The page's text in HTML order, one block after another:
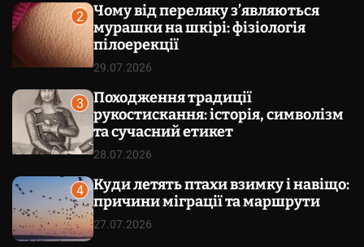
2
Чому від переляку з’являються
мурашки на шкірі: фізіологія
пілоерекції
29.07.2026
3
Походження традиції
рукостискання: історія, символізм
та сучасний етикет
28.07.2026
4
Куди летять птахи взимку і навіщо:
причини міграції та маршрути
27.07.2026